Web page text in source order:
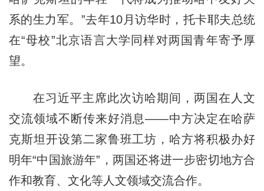
系的生力军。”去年10月访华时，托卡耶夫总统
在“母校”北京语言大学同样对两国青年寄予厚
望。
在习近平主席此次访哈期间，两国在人文
交流领域不断传来好消息——中方决定在哈萨
克斯坦开设第二家鲁班工坊，哈方将积极办好
明年“中国旅游年”，两国还将进一步密切地方合
作和教育、文化等人文领域交流合作。